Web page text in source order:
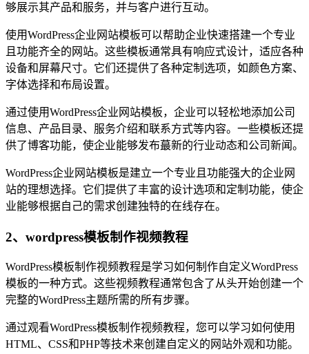
够展示其产品和服务，并与客户进行互动。
使用WordPress企业网站模板可以帮助企业快速搭建一个专业
且功能齐全的网站。这些模板通常具有响应式设计，适应各种
设备和屏幕尺寸。它们还提供了各种定制选项，如颜色方案、
字体选择和布局设置。
通过使用WordPress企业网站模板，企业可以轻松地添加公司
信息、产品目录、服务介绍和联系方式等内容。一些模板还提
供了博客功能，使企业能够发布蕞新的行业动态和公司新闻。
WordPress企业网站模板是建立一个专业且功能强大的企业网
站的理想选择。它们提供了丰富的设计选项和定制功能，使企
业能够根据自己的需求创建独特的在线存在。
2、wordpress模板制作视频教程
WordPress模板制作视频教程是学习如何制作自定义WordPress
模板的一种方式。这些视频教程通常包含了从头开始创建一个
完整的WordPress主题所需的所有步骤。
通过观看WordPress模板制作视频教程，您可以学习如何使用
HTML、CSS和PHP等技术来创建自定义的网站外观和功能。